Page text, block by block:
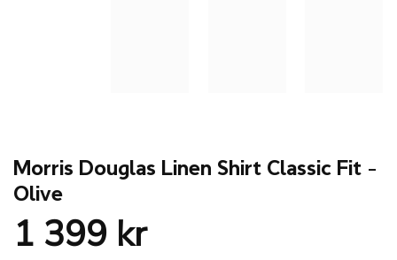
Morris Douglas Linen Shirt Classic Fit –
Olive
1 399 kr